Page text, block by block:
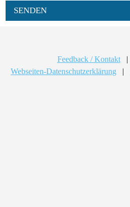
SENDEN
Feedback / Kontakt |
Webseiten-Datenschutzerklärung
|